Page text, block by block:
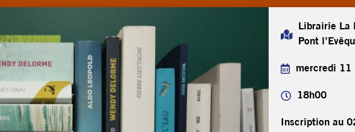
Librairie La
Pont
mercredi 11
18h00
Inscription au